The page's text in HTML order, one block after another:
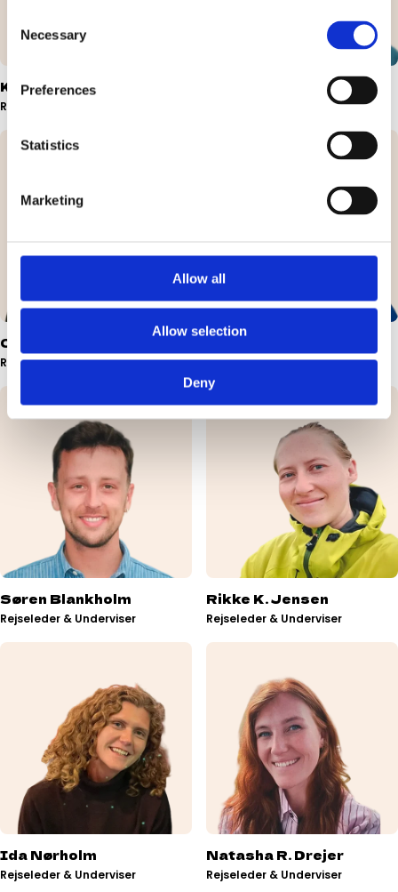
Selection
Necessary
Preferences
Statistics
Marketing
Allow all
Allow selection
Deny
Kristian Klærke
Rejseleder & Underviser
Andreas Laforce
Rejseleder & Underviser
Cecilie B. Tolstrup
Rejseleder & Underviser Rejseleder & Underviser
Søren Blankholm
Rejseleder & Underviser
Rikke K. Jensen
Rejseleder & Underviser
Ida Nørholm
Rejseleder & Underviser
Natasha R. Drejer
Rejseleder & Underviser